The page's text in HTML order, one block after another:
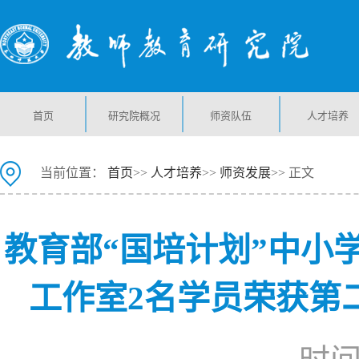
首页 研究院概况 师资队伍 人才培养
当前位置： 首页>> 人才培养>> 师资发展>> 正文
教育部“国培计划”中小
工作室2名学员荣获第